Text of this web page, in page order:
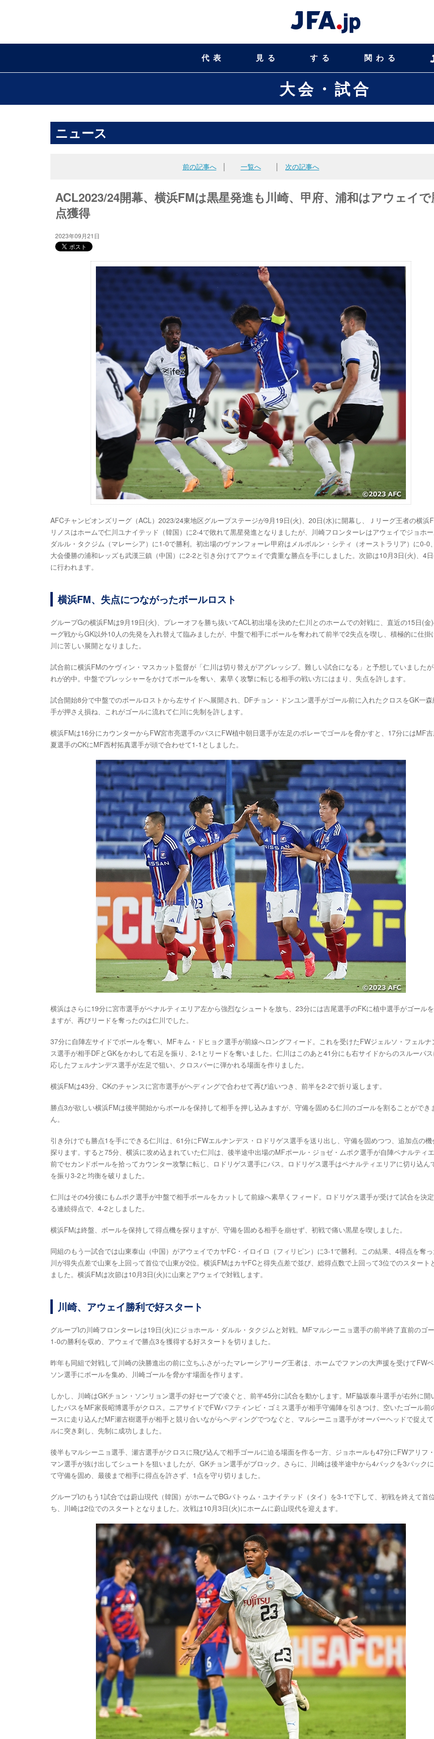
代表 見る する 関わる
大会・試合
ニュース
前の記事へ│ 一覧へ 次の記事へ
ACL2023/24開幕、横浜FMは黒星発進も川崎、甲府、浦和はアウェイ
点獲得
2023年09月21日
AFCチャンピオンズリーグ（ACL）2023/24東地区グループステージが9月19日(火)、20日(水)に開幕し、Ｊリーグ王者の横浜
リノスはホームで仁川ユナイテッド（韓国）に2-4で敗れて黒星発進となりましたが、川崎フロンターレはアウェイでジョホー
ダルル・タクジム（マレーシア）に1-0で勝利。初出場のヴァンフォーレ甲府はメルボルン・シティ（オーストラリア）に0-0
大会優勝の浦和レッズも武漢三鎮（中国）に2-2と引き分けてアウェイで貴重な勝点を手にしました。次節は10月3日(火)、4
に行われます。
横浜FM、失点につながったボールロスト
グループGの横浜FMは9月19日(火)、プレーオフを勝ち抜いてACL初出場を決めた仁川とのホームでの対戦に、直近の15日(金)
ーグ戦からGK以外10人の先発を入れ替えて臨みましたが、中盤で相手にボールを奪われて前半で2失点を喫し、積極的に仕掛
川に苦しい展開となりました。
試合前に横浜FMのケヴィン・マスカット監督が「仁川は切り替えがアグレッシブ。難しい試合になる」と予想していましたが
れが的中。中盤でプレッシャーをかけてボールを奪い、素早く攻撃に転じる相手の戦い方にはまり、失点を許します。
試合開始8分で中盤でのボールロストから左サイドへ展開され、DFチョン・ドンユン選手がゴール前に入れたクロスをGK一森
手が押さえ損ね、これがゴールに流れて仁川に先制を許します。
横浜FMは16分にカウンターからFW宮市亮選手のパスにFW植中朝日選手が左足のボレーでゴールを脅かすと、17分にはMF
夏選手のCKにMF西村拓真選手が頭で合わせて1-1としました。
横浜はさらに19分に宮市選手がペナルティエリア左から強烈なシュートを放ち、23分には吉尾選手のFKに植中選手がゴール
ますが、再びリードを奪ったのは仁川でした。
37分に自陣左サイドでボールを奪い、MFキム・ドヒョク選手が前線へロングフィード。これを受けたFWジェルソ・フェルナ
ス選手が相手DFとGKをかわして右足を振り、2-1とリードを奪いました。仁川はこのあと41分にも右サイドからのスルーパス
応したフェルナンデス選手が左足で狙い、クロスバーに弾かれる場面を作りました。
横浜FMは43分、CKのチャンスに宮市選手がヘディングで合わせて再び追いつき、前半を2-2で折り返します。
勝点3が欲しい横浜FMは後半開始からボールを保持して相手を押し込みますが、守備を固める仁川のゴールを割ることができ
ん。
引き分けでも勝点1を手にできる仁川は、61分にFWエルナンデス・ロドリゲス選手を送り出し、守備を固めつつ、追加点の機
探ります。すると75分、横浜に攻め込まれていた仁川は、後半途中出場のMFポール・ジョゼ・ムポク選手が自陣ペナルティ
前でセカンドボールを拾ってカウンター攻撃に転じ、ロドリゲス選手にパス。ロドリゲス選手はペナルティエリアに切り込ん
を振り3-2と均衡を破りました。
仁川はその4分後にもムポク選手が中盤で相手ボールをカットして前線へ素早くフィード。ロドリゲス選手が受けて試合を決
る連続得点で、4-2としました。
横浜FMは終盤、ボールを保持して得点機を探りますが、守備を固める相手を崩せず、初戦で痛い黒星を喫しました。
同組のもう一試合では山東泰山（中国）がアウェイでカヤFC・イロイロ（フィリピン）に3-1で勝利。この結果、4得点を奪
川が得失点差で山東を上回って首位で山東が2位。横浜FMはカヤFCと得失点差で並び、総得点数で上回って3位でのスタート
ました。横浜FMは次節は10月3日(火)に山東とアウェイで対戦します。
川崎、アウェイ勝利で好スタート
グループIの川崎フロンターレは19日(火)にジョホール・ダルル・タクジムと対戦。MFマルシーニョ選手の前半終了直前のゴ
1-0の勝利を収め、アウェイで勝点3を獲得する好スタートを切りました。
昨年も同組で対戦して川崎の決勝進出の前に立ちふさがったマレーシアリーグ王者は、ホームでファンの大声援を受けてFW
ソン選手にボールを集め、川崎ゴールを脅かす場面を作ります。
しかし、川崎はGKチョン・ソンリョン選手の好セーブで凌ぐと、前半45分に試合を動かします。MF脇坂泰斗選手が右外に開
したパスをMF家長昭博選手がクロス。ニアサイドでFWバフティンビ・ゴミス選手が相手守備陣を引きつけ、空いたゴール前
ースに走り込んだMF瀬古樹選手が相手と競り合いながらヘディングでつなぐと、マルシーニョ選手がオーバーヘッドで捉え
ルに突き刺し、先制に成功しました。
後半もマルシーニョ選手、瀬古選手がクロスに飛び込んで相手ゴールに迫る場面を作る一方、ジョホールも47分にFWアリフ
マン選手が抜け出してシュートを狙いましたが、GKチョン選手がブロック。さらに、川崎は後半途中から4バックを3バックに
て守備を固め、最後まで相手に得点を許さず、1点を守り切りました。
グループIのもう1試合では蔚山現代（韓国）がホームでBGパトゥム・ユナイテッド（タイ）を3-1で下して、初戦を終えて首
ち、川崎は2位でのスタートとなりました。次戦は10月3日(火)にホームに蔚山現代を迎えます。